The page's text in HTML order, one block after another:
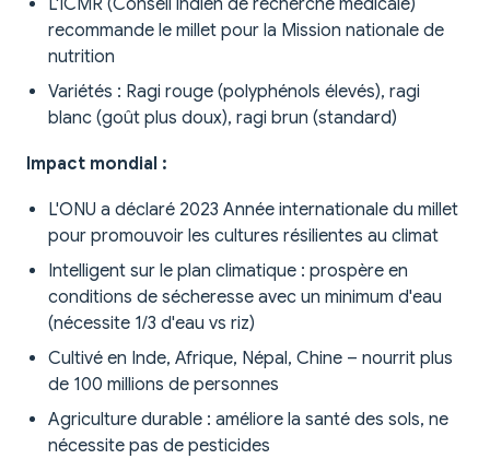
L'ICMR (Conseil indien de recherche médicale)
recommande le millet pour la Mission nationale de
nutrition
Variétés : Ragi rouge (polyphénols élevés), ragi
blanc (goût plus doux), ragi brun (standard)
Impact mondial :
L'ONU a déclaré 2023 Année internationale du millet
pour promouvoir les cultures résilientes au climat
Intelligent sur le plan climatique : prospère en
conditions de sécheresse avec un minimum d'eau
(nécessite 1/3 d'eau vs riz)
Cultivé en Inde, Afrique, Népal, Chine – nourrit plus
de 100 millions de personnes
Agriculture durable : améliore la santé des sols, ne
nécessite pas de pesticides